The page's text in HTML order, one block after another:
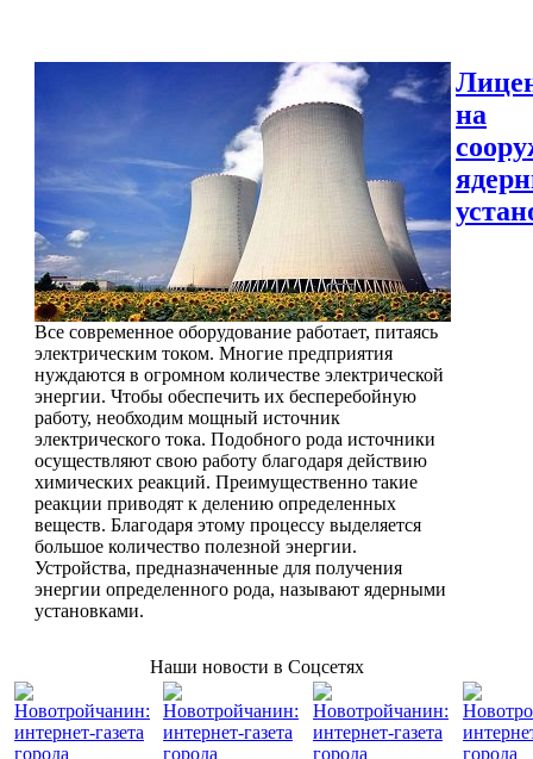
Все современное оборудование работает, питаясь
электрическим током. Многие предприятия
нуждаются в огромном количестве электрической
энергии. Чтобы обеспечить их бесперебойную
работу, необходим мощный источник
электрического тока. Подобного рода источники
осуществляют свою работу благодаря действию
химических реакций. Преимущественно такие
реакции приводят к делению определенных
веществ. Благодаря этому процессу выделяется
большое количество полезной энергии.
Устройства, предназначенные для получения
энергии определенного рода, называют ядерными
установками.
на
Наши новости в Соцсетях